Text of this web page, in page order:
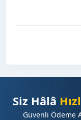
Siz Hâlâ
Güvenli Ödeme